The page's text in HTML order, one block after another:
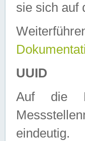
sie sich auf
UUID
Auf die
eindeutig.